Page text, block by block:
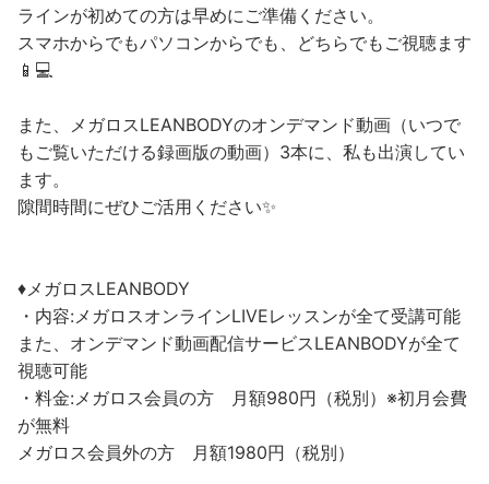
ラインが初めての方は早めにご準備ください。
スマホからでもパソコンからでも、どちらでもご視聴ます
📱💻
また、メガロスLEANBODYのオンデマンド動画（いつで
もご覧いただける録画版の動画）3本に、私も出演してい
ます。
隙間時間にぜひご活用ください✨
♦︎メガロスLEANBODY
・内容:メガロスオンラインLIVEレッスンが全て受講可能
また、オンデマンド動画配信サービスLEANBODYが全て
視聴可能
・料金:メガロス会員の方 月額980円（税別）※初月会費
が無料
メガロス会員外の方 月額1980円（税別）